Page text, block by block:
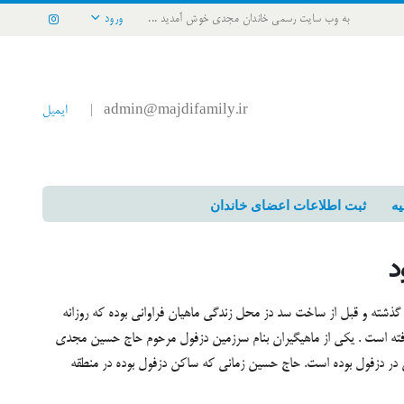
به وب سایت رسمی خاندان مجدی خوش آمدید ... ورود
admin@majdifamily.ir ایمیل
ثبت اطلاعات اعضای خاندان
و قبل از ساخت سد دز محل زندگی ماهیان فراوانی بوده که روزانه
گرفته است . یکی از ماهیگیران بنام سرزمین دزفول مرحوم حاج حسین مجدی
دزفول بوده است. حاج حسین زمانی که ساکن دزفول بوده در منطقه